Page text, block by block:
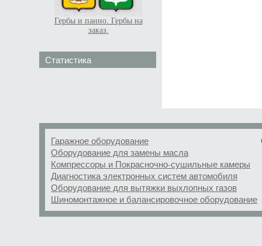
Гербы и панно. Гербы на
заказ.
Статистика
Гаражное оборудование
Оборудование для замены масла
Компрессоры и Покрасночно-сушильные камеры
Диагностика электронных систем автомобиля
Оборудование для вытяжки выхлопных газов
Шиномонтажное и балансировочное оборудование